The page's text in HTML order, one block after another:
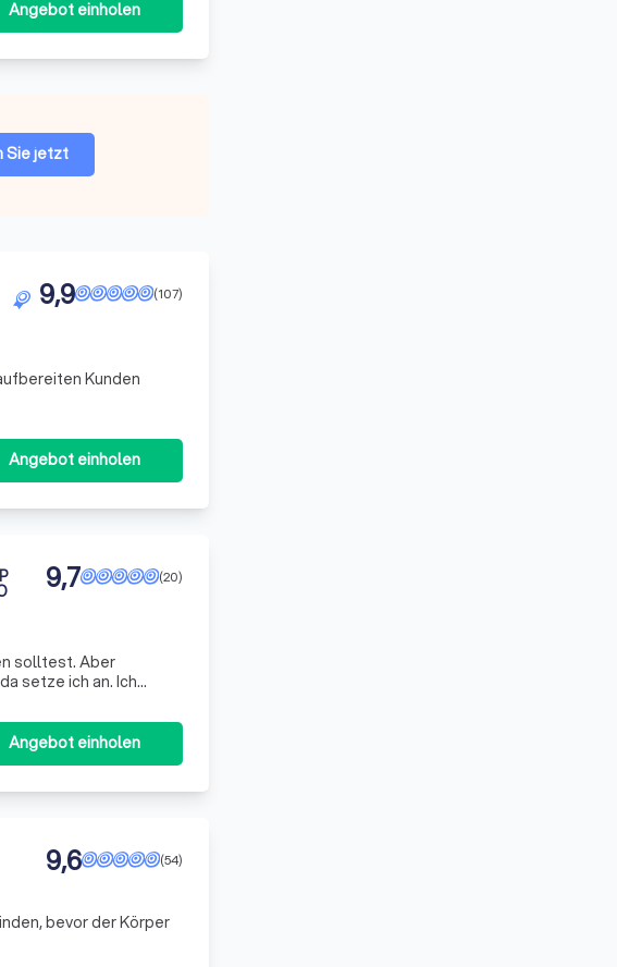
Angebot einholen
Sie jetzt
(107)
9,9
Kunden
Angebot einholen
(20)
9,7
solltest. Aber
müder. Und mehr
Angebot einholen
(54)
9,6
bevor der Körper